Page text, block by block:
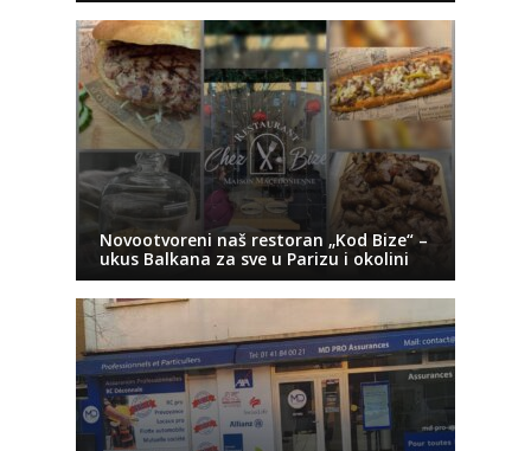
Novootvoreni naš restoran „Kod Bize“ –
ukus Balkana za sve u Parizu i okolini